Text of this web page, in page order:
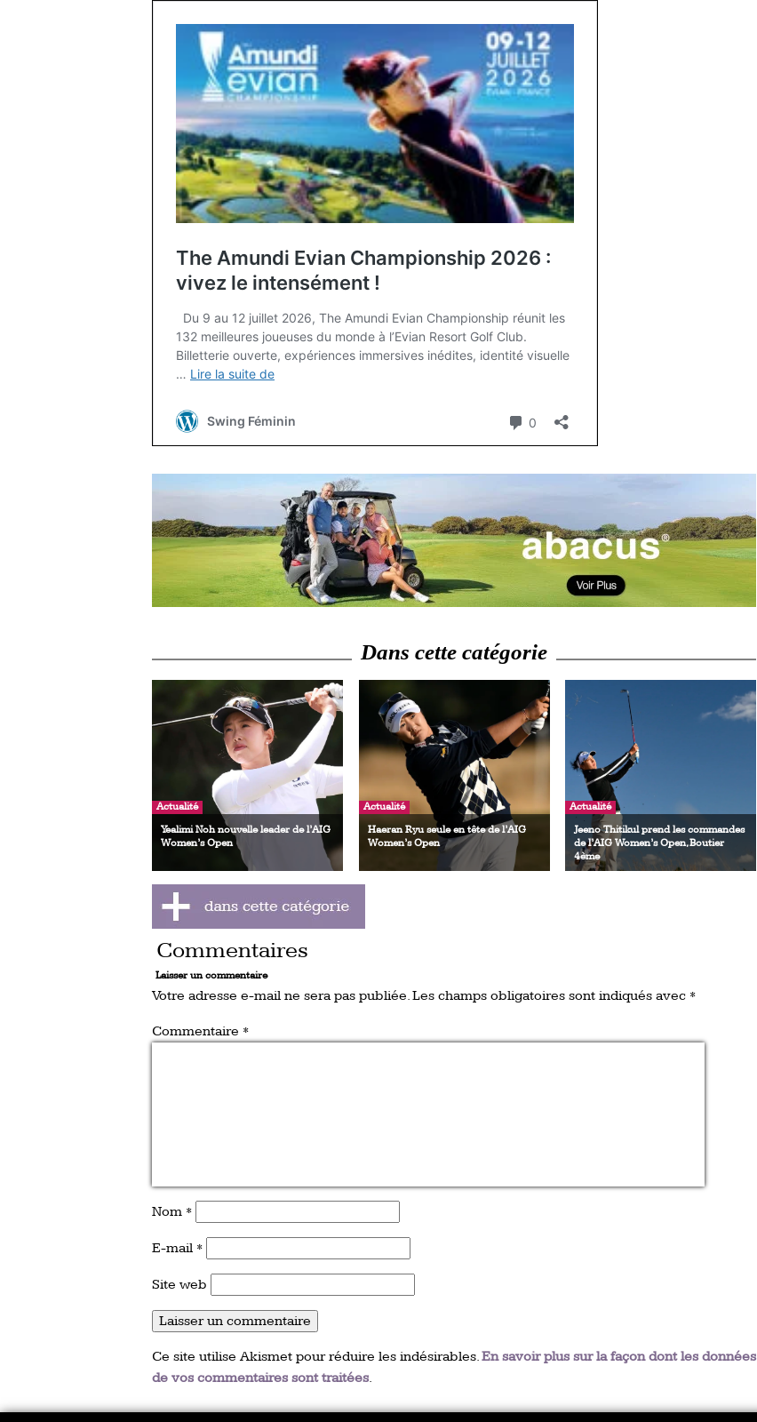
Dans cette catégorie
Actualité
Yealimi Noh nouvelle leader de l’AIG
Women’s Open
Actualité
Haeran Ryu seule en tête de l’AIG
Women’s Open
Actualité
Jeeno Thitikul prend les commandes
de l’AIG Women’s Open, Boutier
4ème
Commentaires
Laisser un commentaire
Votre adresse e-mail ne sera pas publiée.Les champs obligatoires sont indiqués avec *
Commentaire *
Nom *
E-mail *
Site web
Ce site utilise Akismet pour réduire les indésirables.En savoir plus sur la façon dont les données
de vos commentaires sont traitées.